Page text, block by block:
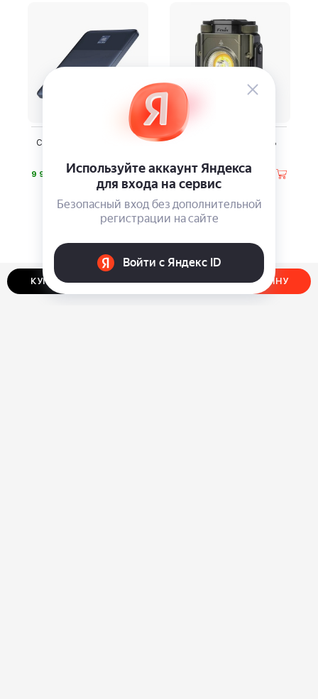
КУПИТЬ В ОДИН КЛИК ДОБАВИТЬ В КОРЗИНУ
Сверхтонкий пауэрбанк
9 990
Кемпинговый фонарь
9 990 ⃏